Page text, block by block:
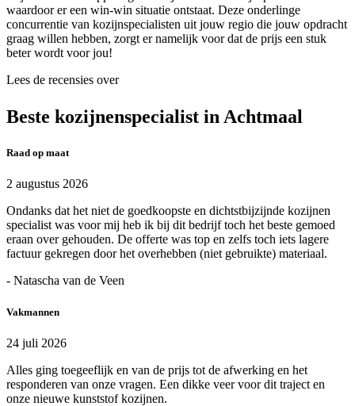
waardoor er een win-win situatie ontstaat. Deze onderlinge
concurrentie van kozijnspecialisten uit jouw regio die jouw opdracht
graag willen hebben, zorgt er namelijk voor dat de prijs een stuk
beter wordt voor jou!
Lees de recensies over
Beste kozijnenspecialist in Achtmaal
Raad op maat
2 augustus 2026
Ondanks dat het niet de goedkoopste en dichtstbijzijnde kozijnen
specialist was voor mij heb ik bij dit bedrijf toch het beste gemoed
eraan over gehouden. De offerte was top en zelfs toch iets lagere
factuur gekregen door het overhebben (niet gebruikte) materiaal.
- Natascha van de Veen
Vakmannen
24 juli 2026
Alles ging toegeeflijk en van de prijs tot de afwerking en het
responderen van onze vragen. Een dikke veer voor dit traject en
onze nieuwe kunststof kozijnen.